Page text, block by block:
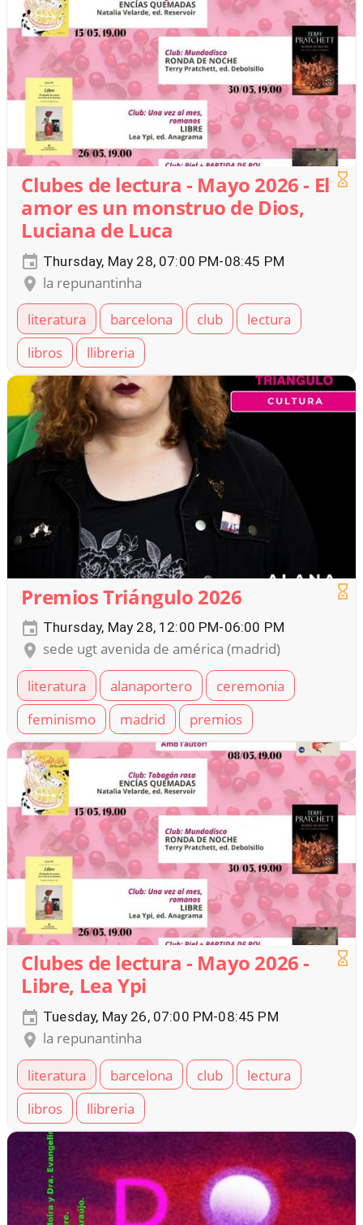
Clubes de lectura - Mayo 2026 - El
amor es un monstruo de Dios,
Luciana de Luca
Thursday, May 28, 07:00 PM-08:45 PM
la repunantinha
literatura
barcelona club
lectura
libros
llibreria
Premios Triángulo 2026
Thursday, May 28, 12:00 PM-06:00 PM
sede ugt avenida de américa (madrid)
literatura
alanaportero
ceremonia
feminismo
madrid premios
Clubes de lectura - Mayo 2026 -
Libre, Lea Ypi
Tuesday, May 26, 07:00 PM-08:45 PM
la repunantinha
literatura
barcelona club
lectura
libros
llibreria